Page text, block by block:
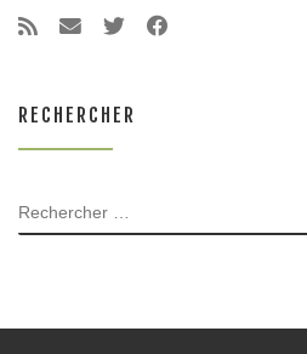
RECHERCHER
RECHERCHER